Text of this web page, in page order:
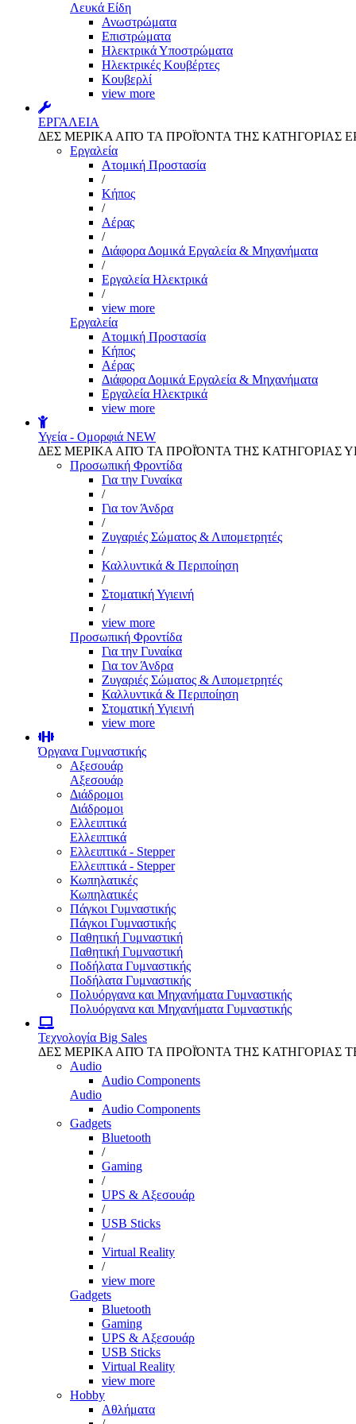
Λευκά Είδη
Ανωστρώματα
Επιστρώματα
Ηλεκτρικά Υποστρώματα
Ηλεκτρικές Κουβέρτες
Κουβερλί
view more
ΕΡΓΑΛΕΙΑ
ΔΕΣ ΜΕΡΙΚΑ ΑΠΌ ΤΑ ΠΡΟΪΌΝΤΑ ΤΗΣ ΚΑΤΗΓΟΡΙΑΣ
Εργαλεία
Aτομική Προστασία
/
Kήπος
/
Αέρας
/
Διάφορα Δομικά Εργαλεία & Μηχανήματα
/
Εργαλεία Ηλεκτρικά
/
view more
Εργαλεία
Aτομική Προστασία
Kήπος
Αέρας
Διάφορα Δομικά Εργαλεία & Μηχανήματα
Εργαλεία Ηλεκτρικά
view more
Υγεία - Ομορφιά NEW
ΔΕΣ ΜΕΡΙΚΑ ΑΠΌ ΤΑ ΠΡΟΪΌΝΤΑ ΤΗΣ ΚΑΤΗΓΟΡΙΑΣ
Προσωπική Φροντίδα
Για την Γυναίκα
/
Για τον Άνδρα
/
Ζυγαριές Σώματος & Λιπομετρητές
/
Καλλυντικά & Περιποίηση
/
Στοματική Υγιεινή
/
view more
Προσωπική Φροντίδα
Για την Γυναίκα
Για τον Άνδρα
Ζυγαριές Σώματος & Λιπομετρητές
Καλλυντικά & Περιποίηση
Στοματική Υγιεινή
view more
Όργανα Γυμναστικής
Αξεσουάρ
Αξεσουάρ
Διάδρομοι
Διάδρομοι
Ελλειπτικά
Ελλειπτικά
Ελλειπτικά - Stepper
Ελλειπτικά - Stepper
Κωπηλατικές
Κωπηλατικές
Πάγκοι Γυμναστικής
Πάγκοι Γυμναστικής
Παθητική Γυμναστική
Παθητική Γυμναστική
Ποδήλατα Γυμναστικής
Ποδήλατα Γυμναστικής
Πολυόργανα και Μηχανήματα Γυμναστικής
Πολυόργανα και Μηχανήματα Γυμναστικής
Τεχνολογία Big Sales
ΔΕΣ ΜΕΡΙΚΑ ΑΠΌ ΤΑ ΠΡΟΪΌΝΤΑ ΤΗΣ ΚΑΤΗΓΟΡΙΑΣ
Audio
Audio Components
Audio
Audio Components
Gadgets
Bluetooth
/
Gaming
/
UPS & Αξεσουάρ
/
USB Sticks
/
Virtual Reality
/
view more
Gadgets
Bluetooth
Gaming
UPS & Αξεσουάρ
USB Sticks
Virtual Reality
view more
Hobby
Αθλήματα